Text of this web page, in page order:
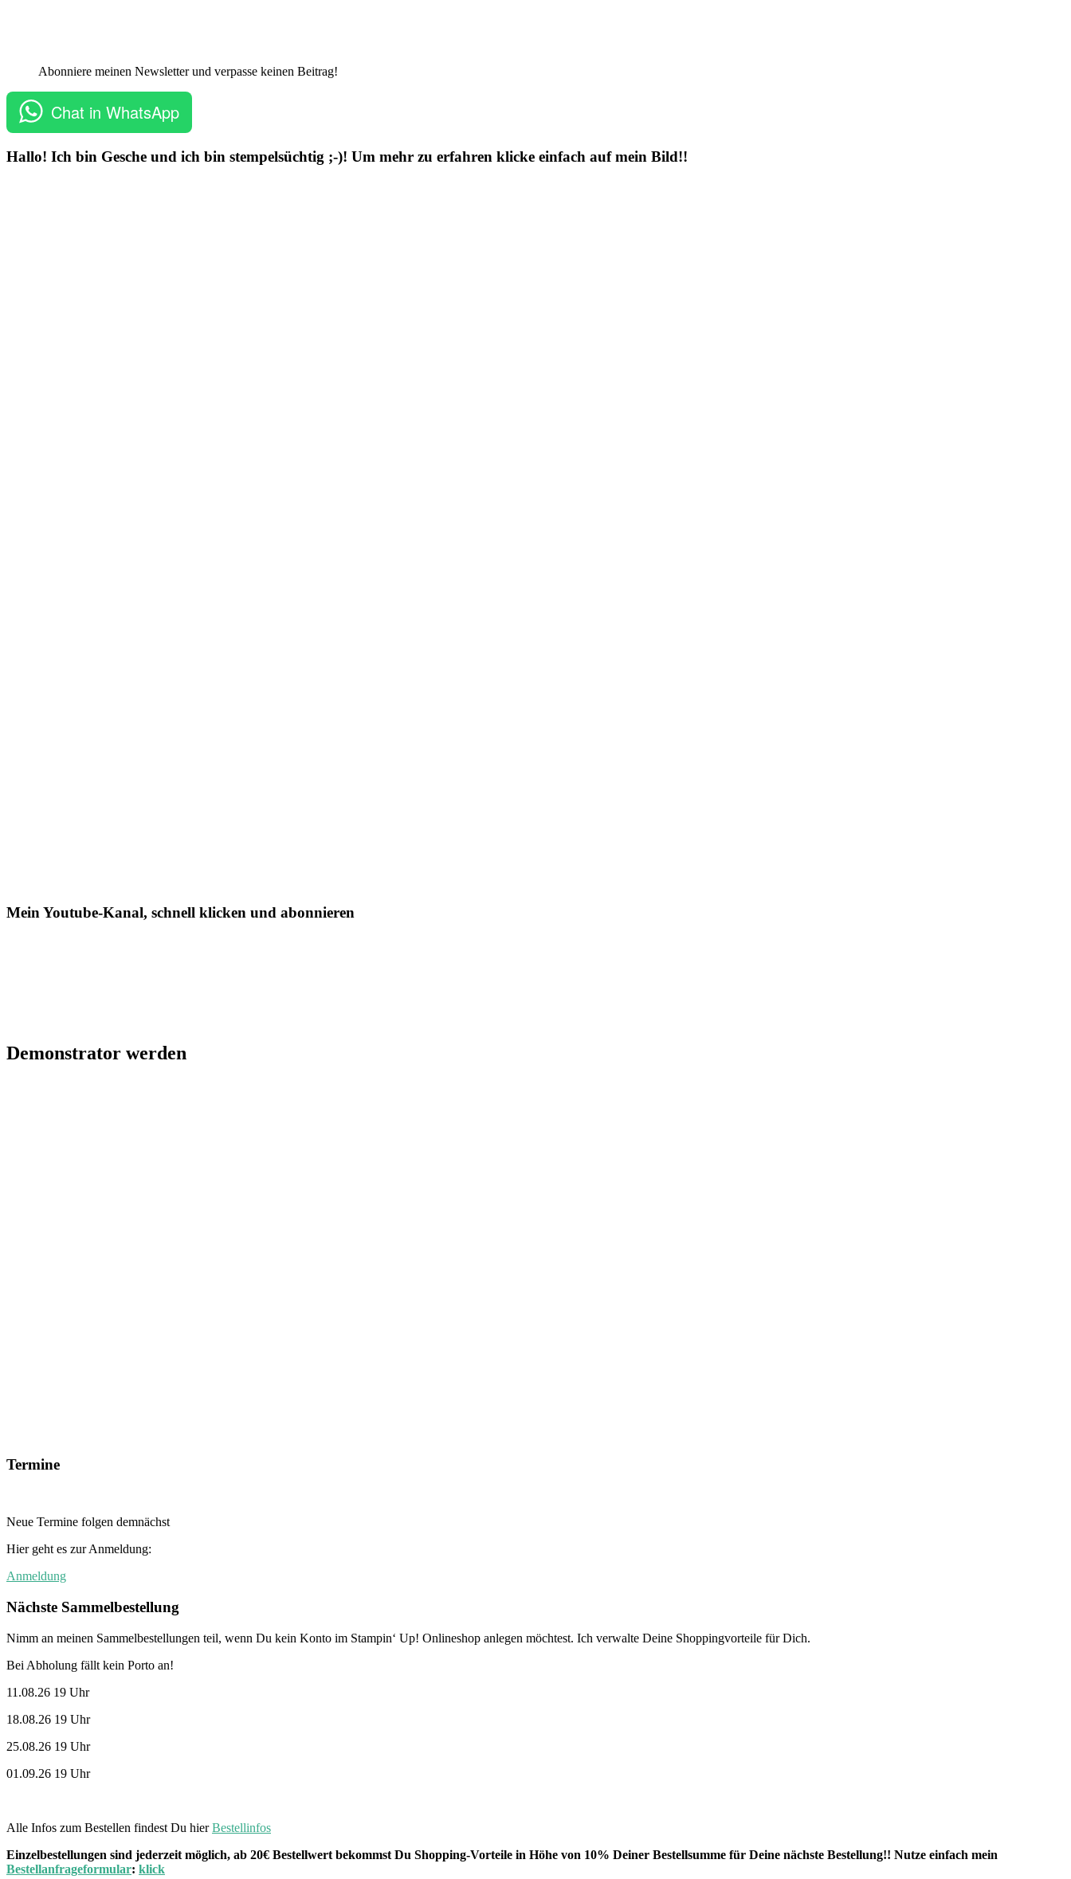
Abonniere meinen Newsletter und verpasse keinen Beitrag!
Chat in WhatsApp
Hallo! Ich bin Gesche und ich bin stempelsüchtig ;-)! Um mehr zu erfahren klicke einfach auf mein Bild!!
Mein Youtube-Kanal, schnell klicken und abonnieren
Demonstrator werden
Termine
Neue Termine folgen demnächst
Hier geht es zur Anmeldung:
Anmeldung
Nächste Sammelbestellung
Nimm an meinen Sammelbestellungen teil, wenn Du kein Konto im Stampin‘ Up! Onlineshop anlegen möchtest. Ich verwalte Deine Shoppingvorteile für Dich.
Bei Abholung fällt kein Porto an!
11.08.26 19 Uhr
18.08.26 19 Uhr
25.08.26 19 Uhr
01.09.26 19 Uhr
Alle Infos zum Bestellen findest Du hierBestellinfos
Einzelbestellungen sind jederzeit möglich, ab 20€ Bestellwert bekommst Du Shopping-Vorteile in Höhe von 10% Deiner Bestellsumme für Deine nächste Bestellung!! Nutze einfach mein
Bestellanfrageformular: klick